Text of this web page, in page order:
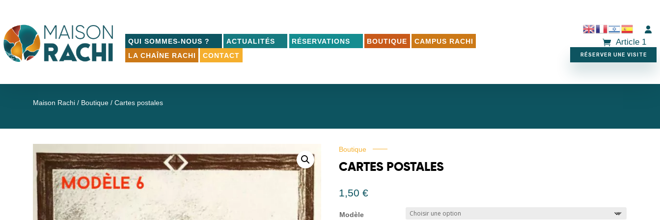
QUI SOMMES-NOUS ? ACTUALITÉS RÉSERVATIONS BOUTIQUE
CAMPUS RACHI
LA CHAÎNE RACHI
CONTACT
Article 1
RÉSERVER UNE VISITE
Maison Rachi / Boutique / Cartes postales
Boutique
CARTES POSTALES
1,50€
Modèle